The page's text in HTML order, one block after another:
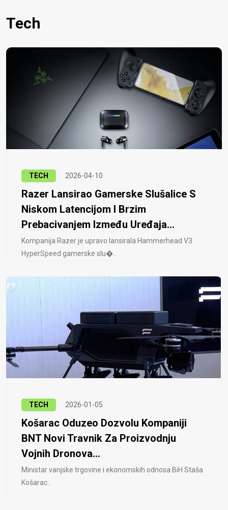
Tech
TECH 2026-04-10
Razer Lansirao Gamerske Slušalice S
Niskom Latencijom I Brzim
Prebacivanjem Između Uređaja...
Kompanija Razer je upravo lansirala Hammerhead V3
HyperSpeed ​​gamerske slu�..
TECH 2026-01-05
Košarac Oduzeo Dozvolu Kompaniji
BNT Novi Travnik Za Proizvodnju
Vojnih Dronova...
Ministar vanjske trgovine i ekonomskih odnosa BiH Staša
Košarac..